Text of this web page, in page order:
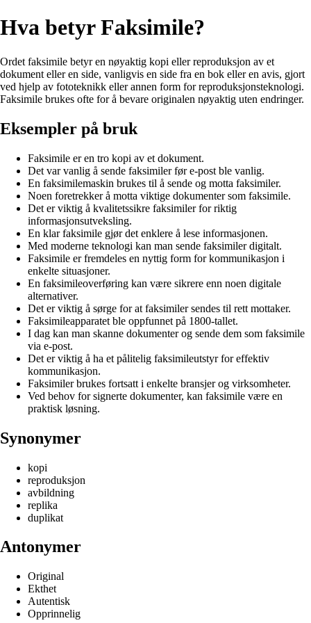
Hva betyr Faksimile?
Ordet faksimile betyr en nøyaktig kopi eller reproduksjon av et
dokument eller en side, vanligvis en side fra en bok eller en avis, gjort
ved hjelp av fototeknikk eller annen form for reproduksjonsteknologi.
Faksimile brukes ofte for å bevare originalen nøyaktig uten endringer.
Eksempler på bruk
Faksimile er en tro kopi av et dokument.
Det var vanlig å sende faksimiler før e-post ble vanlig.
En faksimilemaskin brukes til å sende og motta faksimiler.
Noen foretrekker å motta viktige dokumenter som faksimile.
Det er viktig å kvalitetssikre faksimiler for riktig
informasjonsutveksling.
En klar faksimile gjør det enklere å lese informasjonen.
Med moderne teknologi kan man sende faksimiler digitalt.
Faksimile er fremdeles en nyttig form for kommunikasjon i
enkelte situasjoner.
En faksimileoverføring kan være sikrere enn noen digitale
alternativer.
Det er viktig å sørge for at faksimiler sendes til rett mottaker.
Faksimileapparatet ble oppfunnet på 1800-tallet.
I dag kan man skanne dokumenter og sende dem som faksimile
via e-post.
Det er viktig å ha et pålitelig faksimileutstyr for effektiv
kommunikasjon.
Faksimiler brukes fortsatt i enkelte bransjer og virksomheter.
Ved behov for signerte dokumenter, kan faksimile være en
praktisk løsning.
Synonymer
kopi
reproduksjon
avbildning
replika
duplikat
Antonymer
Original
Ekthet
Autentisk
Opprinnelig